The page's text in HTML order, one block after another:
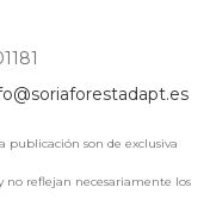
publicación son de exclusiva
no reflejan necesariamente los